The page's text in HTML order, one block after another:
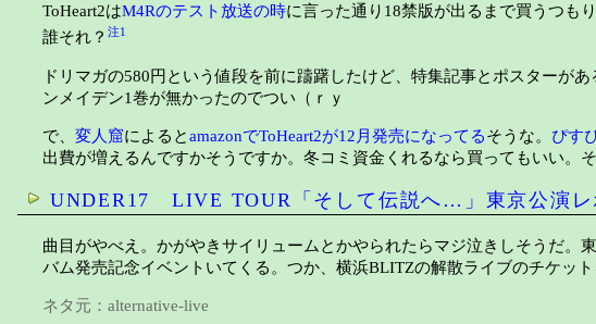
ToHeart2はM4Rのテスト放送の時に言った通り18禁版が出るまで買うつも
誰それ？ 注1
ドリマガの580円という値段を前に躊躇したけど、特集記事とポスターが
ンメイデン1巻が無かったのでつい（ｒｙ
で、 変人窟によるとamazonでToHeart2が12月発売になってるそうな。 ぴす
出費が増えるんですかそうですか。冬コミ資金くれるなら買ってもいい。
UNDER17 LIVE TOUR「そして伝説へ…」東京公演レ
曲目がやべえ。かがやきサイリュームとかやられたらマジ泣きしそうだ。
バム発売記念イベントいてくる。つか、横浜BLITZの解散ライブのチケッ
ネタ元： alternative-live